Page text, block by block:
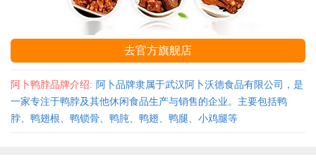
去官方旗舰店
阿卜鸭脖品牌介绍: 阿卜品牌隶属于武汉阿卜沃德食品有限公司，是
一家专注于鸭脖及其他休闲食品生产与销售的企业。主要包括鸭
脖、鸭翅根、鸭锁骨、鸭肫、鸭翅、鸭腿、小鸡腿等